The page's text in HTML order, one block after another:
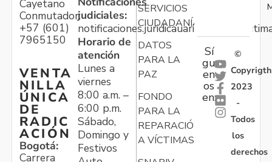
Cayetano
Conmutador:
+57 (601)
7965150
VENTA
NILLA
ÚNICA
DE
RADIC
ACIÓN
Bogotá:
Carrera
judiciales:
Horario de
atención
Lunes a
viernes
8:00 a.m. –
6:00 p.m.
Sábado,
Domingo y
Festivos
SERVICIOS
CIUDADANÍA
DATOS
PARA LA
PAZ
FONDO
PARA LA
REPARACIÓN
A VÍCTIMAS
Sí
gu
en
os
en:
©
Copyrigth
2023
-
Todos
los
derechos